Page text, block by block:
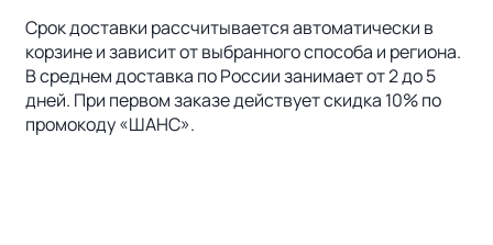
Срок доставки рассчитывается автоматически в
корзине и зависит от выбранного способа и региона.
В среднем доставка по России занимает от 2 до 5
дней. При первом заказе действует скидка 10% по
промокоду «ШАНС».